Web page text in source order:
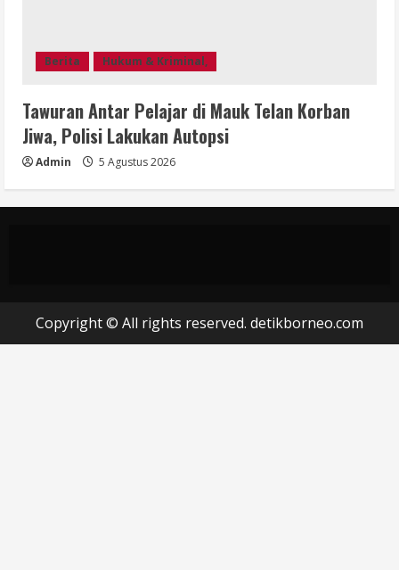
Berita Hukum & Kriminal,
Tawuran Antar Pelajar di Mauk Telan Korban
Jiwa, Polisi Lakukan Autopsi
Admin 5 Agustus 2026
Copyright © All rights reserved. detikborneo.com